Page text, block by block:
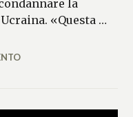
la
«Questa …